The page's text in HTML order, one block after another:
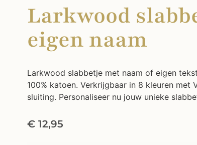
Larkwood
eigen naam
Larkwood slabbetje met naam of eigen
100% katoen. Verkrijgbaar in 8 kleuren met
sluiting. Personaliseer nu jouw unieke
€12,95